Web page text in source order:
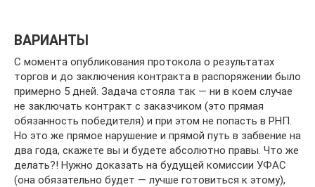
ВАРИАНТЫ
С момента опубликования протокола о результатах
торгов и до заключения контракта в распоряжении было
примерно 5 дней. Задача стояла так — ни в коем случае
не заключать контракт с заказчиком (это прямая
обязанность победителя) и при этом не попасть в РНП.
Но это же прямое нарушение и прямой путь в забвение на
два года, скажете вы и будете абсолютно правы. Что же
делать?! Нужно доказать на будущей комиссии УФАС
(она обязательно будет — лучше готовиться к этому),